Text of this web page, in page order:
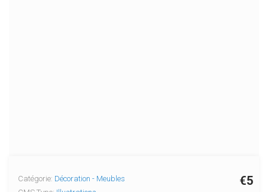
€5
Catégorie: Décoration - Meubles